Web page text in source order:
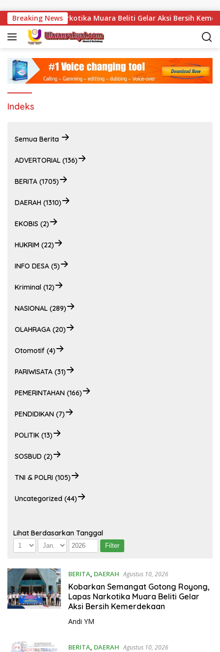
Breaking News
Lapas Narkotika Muara Beliti Gelar Aksi Bersih
Indeks
Semua Berita
ADVERTORIAL (136)
BERITA (1705)
DAERAH (1310)
EKOBIS (2)
HUKRIM (22)
INFO DESA (5)
Kriminal (12)
NASIONAL (289)
OLAHRAGA (20)
Otomotif (4)
PARIWISATA (31)
PEMERINTAHAN (166)
PENDIDIKAN (7)
POLITIK (13)
SOSBUD (2)
TNI & POLRI (105)
Uncategorized (44)
Lihat Berdasarkan Tanggal
BERITA, DAERAH Agustus 10, 2026
Kobarkan Semangat Gotong Royong,
Lapas Narkotika Muara Beliti Gelar
Aksi Bersih Kemerdekaan
Andi YM
BERITA, DAERAH Agustus 10, 2026